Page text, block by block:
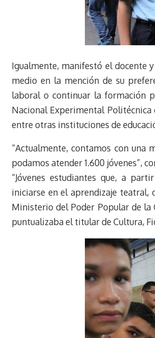
Igualmente, manifestó el docente
medio en la mención de su
laboral o continuar la formación
Nacional Experimental
entre otras instituciones de
“Actualmente, contamos con una
podamos atender 1.600 jóvenes”,
“Jóvenes estudiantes que, a
iniciarse en el aprendizaje teatral,
Ministerio del Poder Popular de la
puntualizaba el titular de Cultura,